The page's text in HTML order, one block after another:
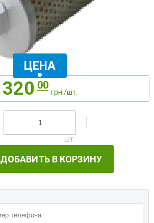
320 00
грн./шт.
ЦЕНА
ДОБАВИТЬ В КОРЗИНУ